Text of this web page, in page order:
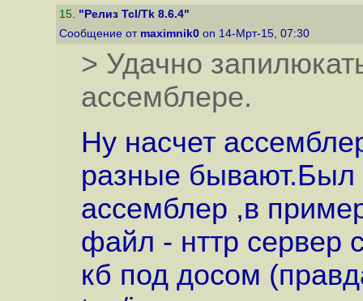
15. "Релиз Tcl/Tk 8.6.4"
Сообщение от maximnik0 on 14-Мрт-15, 07:30
> Удачно
ассемблере.
Ну насчет
разные бывают.Был
ассемблер ,в
файл - нттр сервер
кб под досом